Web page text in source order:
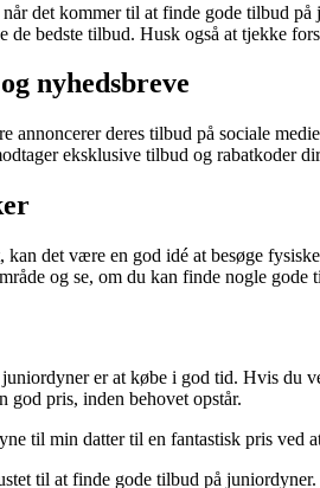
når det kommer til at finde gode tilbud
bedste tilbud. Husk også at tjekke
nyhedsbreve
annoncerer deres tilbud på sociale
eksklusive tilbud og rabatkoder
det være en god idé at besøge
og se, om du kan finde nogle gode
er at købe i god tid. Hvis du
god pris, inden behovet opstår.
til min datter til en fantastisk pris
til at finde gode tilbud på